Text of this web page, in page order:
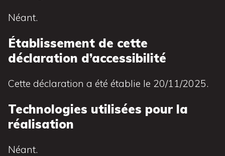
Néant.
Établissement de cette
déclaration d’accessibilité
Cette déclaration a été établie le 20/11/2025.
Technologies utilisées pour la
réalisation
Néant.